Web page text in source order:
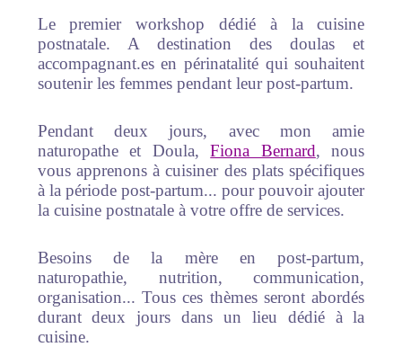
Le premier workshop dédié à la cuisine
postnatale. A destination des doulas et
accompagnant.es en périnatalité qui souhaitent
soutenir les femmes pendant leur post-partum.
Pendant deux jours, avec mon amie
naturopathe et Doula,Fiona Bernard, nous
vous apprenons à cuisiner des plats spécifiques
à la période post-partum... pour pouvoir ajouter
la cuisine postnatale à votre offre de services.
Besoins de la mère en post-partum,
naturopathie, nutrition, communication,
organisation... Tous ces thèmes seront abordés
durant deux jours dans un lieu dédié à la
cuisine.